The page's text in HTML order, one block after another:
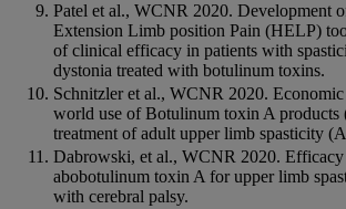
Patel et al., WCNR 2020. Development
Extension Limb position Pain (HELP)
of clinical efficacy in patients with
dystonia treated with botulinum toxins.
Schnitzler et al., WCNR 2020.
world use of Botulinum toxin A
treatment of adult upper limb spasticity
Dabrowski, et al., WCNR 2020. Efficacy
abobotulinum toxin A for upper limb
with cerebral palsy.